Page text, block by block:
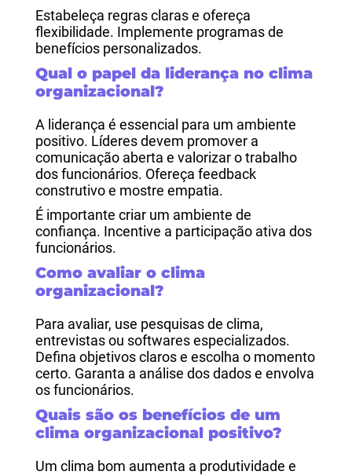
Estabeleça regras claras e ofereça
flexibilidade. Implemente programas de
benefícios personalizados.
Qual o papel da liderança no clima
organizacional?
A liderança é essencial para um ambiente
positivo. Líderes devem promover a
comunicação aberta e valorizar o trabalho
dos funcionários. Ofereça feedback
construtivo e mostre empatia.
É importante criar um ambiente de
confiança. Incentive a participação ativa dos
funcionários.
Como avaliar o clima
organizacional?
Para avaliar, use pesquisas de clima,
entrevistas ou softwares especializados.
Defina objetivos claros e escolha o momento
certo. Garanta a análise dos dados e envolva
os funcionários.
Quais são os benefícios de um
clima organizacional positivo?
Um clima bom aumenta a produtividade e